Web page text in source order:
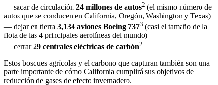
— sacar de circulación 24 millones de autos2 (el mismo número de
autos que se conducen en California, Oregón, Washington y Texas)
— dejar en tierra 3,134 aviones Boeing 7373 (casi el tamaño de la
flota de las 4 principales aerolíneas del mundo)
— cerrar29 centrales eléctricas de carbón2
Estos bosques agrícolas y el carbono que capturan también son una
parte importante de cómo California cumplirá sus objetivos de
reducción de gases de efecto invernadero.